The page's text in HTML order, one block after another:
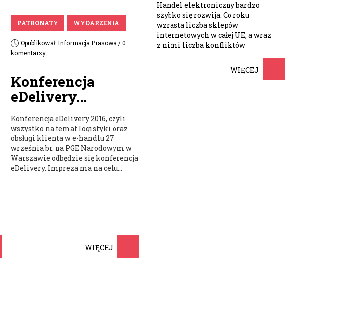
PATRONATY WYDARZENIA
Opublikował:Informacja Prasowa / 0
komentarzy
Konferencja
eDelivery...
Konferencja eDelivery 2016, czyli
wszystko na temat logistyki oraz
obsługi klienta w e-handlu 27
września br. na PGE Narodowym w
Warszawie odbędzie się konferencja
eDelivery. Impreza ma na celu...
WIĘCEJ
Handel elektroniczny bardzo
szybko się rozwija. Co roku
wzrasta liczba sklepów
internetowych w całej UE, a wraz
z nimi liczba konfliktów
WIĘCEJ